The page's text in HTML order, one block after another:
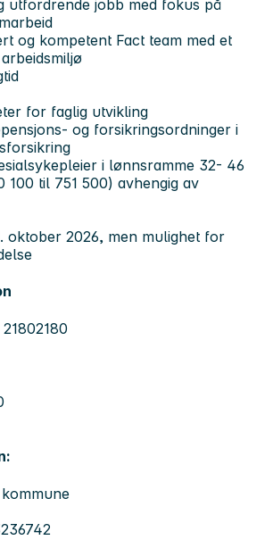
utfordrende jobb med fokus på
og kompetent Fact team med et
for faglig utvikling
og forsikringsordninger i
i lønnsramme 32- 46
100 til 751 500) avhengig av
oktober 2026, men mulighet for